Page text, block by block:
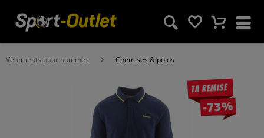
Vêtements pour hommes Chemises & polos
Ta remise
-73%